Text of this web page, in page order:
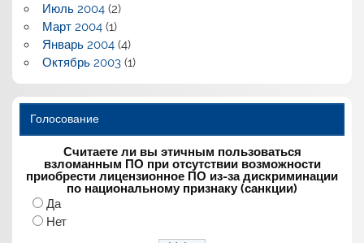
Июль 2004(2)
Март 2004(1)
Январь 2004(4)
Октябрь 2003(1)
Голосование
Считаете ли вы этичным пользоваться
взломанным ПО при отсутствии возможности
приобрести лицензионное ПО из-за дискриминации
по национальному признаку (санкции)
Да
Нет